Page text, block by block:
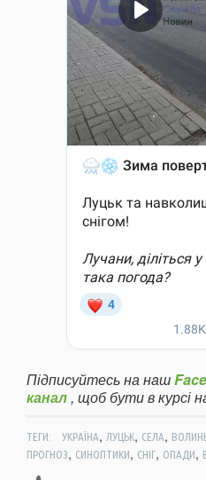
Підписуйтесь на наш
канал, щоб бути в курсі
ТЕГИ: УКРАЇНА, ЛУЦЬК, СЕЛА,
ПРОГНОЗ, СИНОПТИКИ, СНІГ, ОПАДИ,